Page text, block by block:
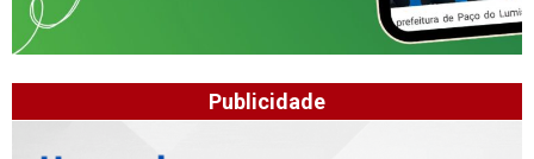
Publicidade